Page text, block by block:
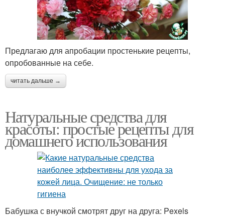
Предлагаю для апробации простенькие рецепты,
опробованные на себе.
читать дальше →
Натуральные средства для
красоты: простые рецепты для
домашнего использования
Бабушка с внучкой смотрят друг на друга: Pexels